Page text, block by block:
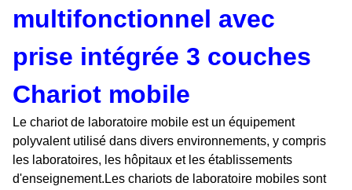
multifonctionnel avec
prise intégrée 3 couches
Chariot mobile
Le chariot de laboratoire mobile est un équipement
polyvalent utilisé dans divers environnements, y compris
les laboratoires, les hôpitaux et les établissements
d'enseignement. Les chariots de laboratoire mobiles sont